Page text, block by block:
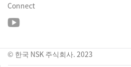
Connect
© 한국 NSK 주식회사. 2023